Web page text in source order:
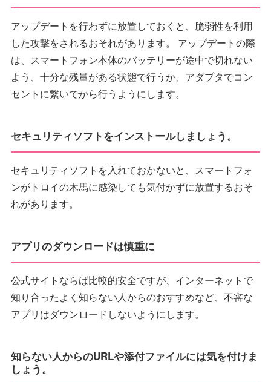
アップデートを行わずに放置しておくと、脆弱性を利用
した攻撃をされるおそれがあります。 アップデートの際
は、スマートフォン本体のバッテリーが途中で切れない
よう、十分な残量がある状態で行うか、アダプタでコン
セントに繋いでから行うようにします。
セキュリティソフトをインストールしましょう。
セキュリティソフトを入れておかないと、スマートフォ
ンがトロイの木馬に感染しても気付かずに放置するおそ
れがあります。
アプリのダウンロードは慎重に
公式サイトならば比較的安全ですが、インターネットで
知り合ったよく知らない人からのおすすめなど、不審な
アプリはダウンロードしないようにします。
知らない人からのURLや添付ファイルには気を付けま
しょう。